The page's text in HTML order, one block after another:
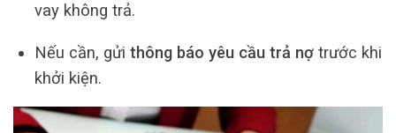
vay không trả.
Nếu cần, gửi thông báo yêu cầu trả nợtrước khi
khởi kiện.